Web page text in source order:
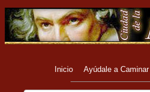
Inicio Ayúdale a Caminar